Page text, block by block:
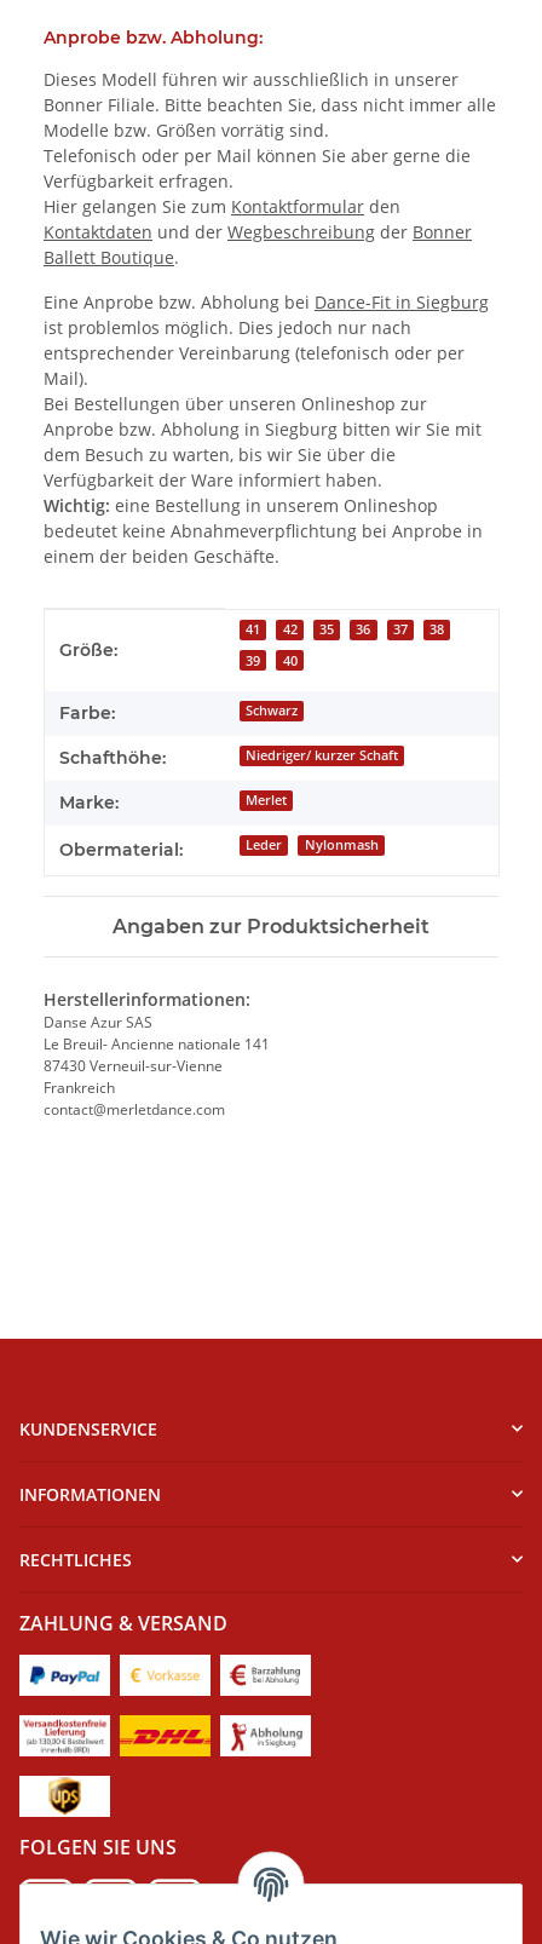
Anprobe bzw. Abholung:
Dieses Modell führen wir ausschließlich in unserer
Bonner Filiale. Bitte beachten Sie, dass nicht immer alle
Modelle bzw. Größen vorrätig sind.
Telefonisch oder per Mail können Sie aber gerne die
Verfügbarkeit erfragen.
Hier gelangen Sie zum Kontaktformular den
Kontaktdaten und der Wegbeschreibung der Bonner
Ballett Boutique.
Eine Anprobe bzw. Abholung bei Dance-Fit in Siegburg
ist problemlos möglich. Dies jedoch nur nach
entsprechender Vereinbarung (telefonisch oder per
Mail).
Bei Bestellungen über unseren Onlineshop zur
Anprobe bzw. Abholung in Siegburg bitten wir Sie mit
dem Besuch zu warten, bis wir Sie über die
Verfügbarkeit der Ware informiert haben.
Wichtig: eine Bestellung in unserem Onlineshop
bedeutet keine Abnahmeverpflichtung bei Anprobe in
einem der beiden Geschäfte.
Größe:
41 42 35 36 37
38
39
40
Farbe: Schwarz
Schafthöhe: Niedriger/ kurzer Schaft
Marke: Merlet
Obermaterial: Leder Nylonmash
Angaben zur Produktsicherheit
Herstellerinformationen:
Danse Azur SAS
Le Breuil- Ancienne nationale 141
87430 Verneuil-sur-Vienne
Frankreich
contact@merletdance.com
KUNDENSERVICE
INFORMATIONEN
RECHTLICHES
ZAHLUNG & VERSAND
FOLGEN SIE UNS